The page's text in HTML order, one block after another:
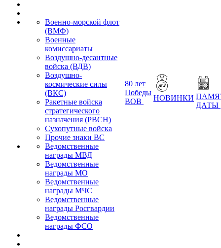
Военно-морской флот
(ВМФ)
Военные
комиссариаты
Воздушно-десантные
войска (ВДВ)
Воздушно-
космические силы
(ВКС)
Ракетные войска
стратегического
назначения (РВСН)
Сухопутные войска
Прочие знаки ВС
Ведомственные
награды МВД
Ведомственные
награды МО
Ведомственные
награды МЧС
Ведомственные
награды Росгвардии
Ведомственные
награды ФСО
80 лет
Победы
ВОВ
НОВИНКИ
ДАТЫ